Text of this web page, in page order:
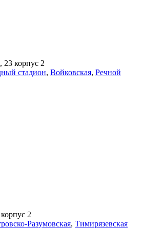
23 корпус 2
стадион, Войковская, Речной
2
Разумовская, Тимирязевская